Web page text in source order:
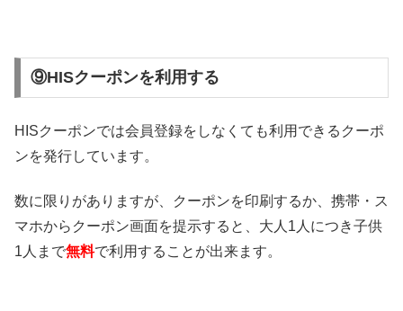
⑨HISクーポンを利用する
HISクーポンでは会員登録をしなくても利用できるクーポ
ンを発行しています。
数に限りがありますが、クーポンを印刷するか、携帯・ス
マホからクーポン画面を提示すると、大人1人につき子供
1人まで無料で利用することが出来ます。